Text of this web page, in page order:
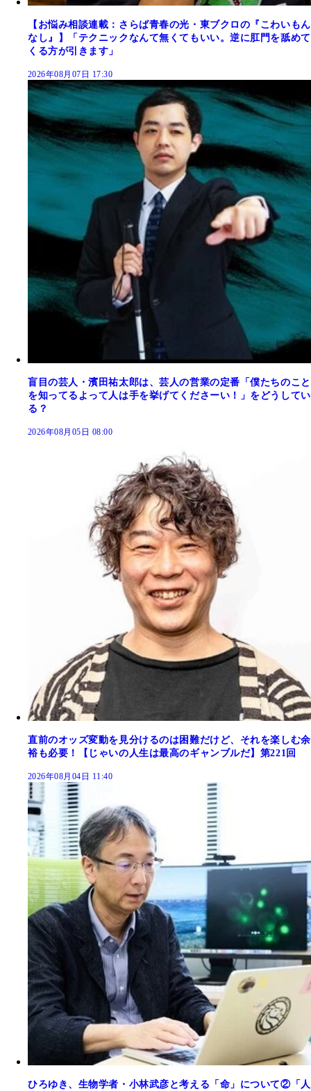
【お悩み相談連載：さらば青春の光・東ブクロの『こわいもん
なし』】「テクニックなんて無くてもいい。逆に肛門を舐めて
くる方が引きます」
2026年08月07日 17:30
盲目の芸人・濱田祐太郎は、芸人の営業の定番「僕たちのこと
を知ってるよって人は手を挙げてくださーい！」をどうしてい
る？
2026年08月05日 08:00
直前のオッズ変動を見分けるのは困難だけど、それを楽しむ余
裕も必要！【じゃいの人生は最高のギャンブルだ】第221回
2026年08月04日 11:40
ひろゆき、生物学者・小林武彦と考える「命」について②「人